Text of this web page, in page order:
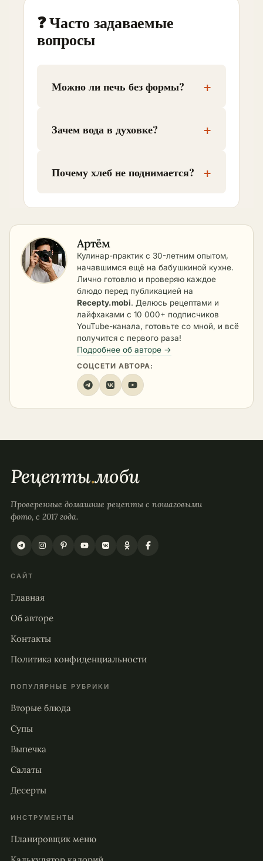
❓ Часто задаваемые
вопросы
Можно ли печь без формы? +
Зачем вода в духовке? +
Почему хлеб не поднимается? +
Артём
Кулинар-практик с 30-летним опытом,
начавшимся ещё на бабушкиной кухне.
Лично готовлю и проверяю каждое
блюдо перед публикацией на
Recepty.mobi. Делюсь рецептами и
лайфхаками с 10 000+ подписчиков
YouTube-канала, готовьте со мной, и всё
получится с первого раза!
Подробнее об авторе →
СОЦСЕТИ АВТОРА:
Рецепты.моби
Проверенные домашние рецепты с пошаговыми
фото, с 2017 года.
САЙТ
Главная
Об авторе
Контакты
Политика конфиденциальности
ПОПУЛЯРНЫЕ РУБРИКИ
Вторые блюда
Супы
Выпечка
Салаты
Десерты
ИНСТРУМЕНТЫ
Планировщик меню